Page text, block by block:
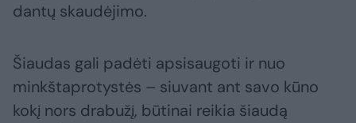
dantų skaudėjimo.
Šiaudas gali padėti apsisaugoti ir nuo
minkštaprotystės – siuvant ant savo kūno
kokį nors drabužį, būtinai reikia šiaudą